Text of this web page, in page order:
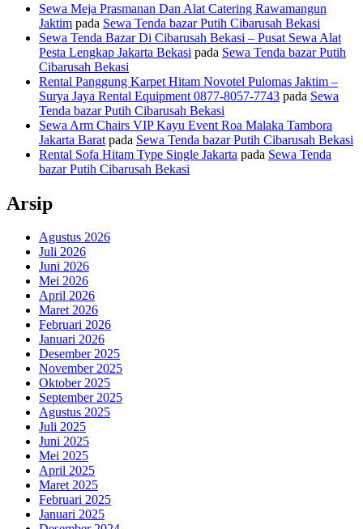
Sewa Meja Prasmanan Dan Alat Catering Rawamangun
Jaktim pada Sewa Tenda bazar Putih Cibarusah Bekasi
Sewa Tenda Bazar Di Cibarusah Bekasi – Pusat Sewa Alat
Pesta Lengkap Jakarta Bekasi pada Sewa Tenda bazar Putih
Cibarusah Bekasi
Rental Panggung Karpet Hitam Novotel Pulomas Jaktim –
Surya Jaya Rental Equipment 0877-8057-7743 pada Sewa
Tenda bazar Putih Cibarusah Bekasi
Sewa Arm Chairs VIP Kayu Event Roa Malaka Tambora
Jakarta Barat pada Sewa Tenda bazar Putih Cibarusah Bekasi
Rental Sofa Hitam Type Single Jakarta pada Sewa Tenda
bazar Putih Cibarusah Bekasi
Arsip
Agustus 2026
Juli 2026
Juni 2026
Mei 2026
April 2026
Maret 2026
Februari 2026
Januari 2026
Desember 2025
November 2025
Oktober 2025
September 2025
Agustus 2025
Juli 2025
Juni 2025
Mei 2025
April 2025
Maret 2025
Februari 2025
Januari 2025